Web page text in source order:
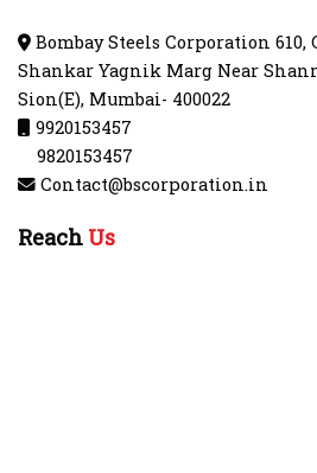
Bombay Steels Corporation 610,
Shankar Yagnik Marg Near
Sion(E), Mumbai- 400022
9920153457
9820153457
Contact@bscorporation.in
Reach Us